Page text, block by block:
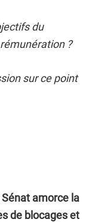
du
?
sur ce point
amorce la
de blocages et